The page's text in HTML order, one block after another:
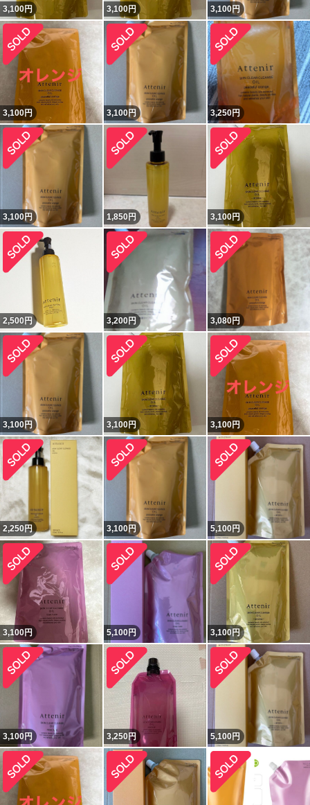
3,100円 3,100円 3,100円
3,100円 3,100円 3,250円
3,100円 1,850円 3,100円
2,500 円 3,200円 3,080円
3,100円 3,100円 3,100円
2,250円 3,100円 5,100円
3,100円 5,100円 3,100円
3,100円 3,250円 5,100円